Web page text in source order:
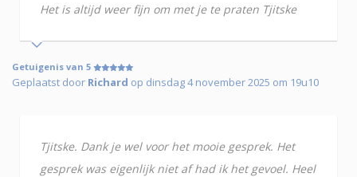
Het is altijd weer fijn om met je te praten Tjitske
Getuigenis van 5
Geplaatst door Richard op dinsdag 4 november 2025 om 19u10
Tjitske. Dank je wel voor het mooie gesprek. Het
gesprek was eigenlijk niet af had ik het gevoel. Heel